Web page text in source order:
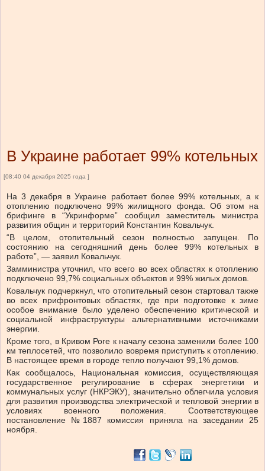
В Украине работает 99% котельных
[08:40 04 декабря 2025 года ]
На 3 декабря в Украине работает более 99% котельных, а к
отоплению подключено 99% жилищного фонда. Об этом на
брифинге в “Укринформе” сообщил заместитель министра
развития общин и территорий Константин Ковальчук.
“В целом, отопительный сезон полностью запущен. По
состоянию на сегодняшний день более 99% котельных в
работе”, — заявил Ковальчук.
Замминистра уточнил, что всего во всех областях к отоплению
подключено 99,7% социальных объектов и 99% жилых домов.
Ковальчук подчеркнул, что отопительный сезон стартовал также
во всех прифронтовых областях, где при подготовке к зиме
особое внимание было уделено обеспечению критической и
социальной инфраструктуры альтернативными источниками
энергии.
Кроме того, в Кривом Роге к началу сезона заменили более 100
км теплосетей, что позволило вовремя приступить к отоплению.
В настоящее время в городе тепло получают 99,1% домов.
Как сообщалось, Национальная комиссия, осуществляющая
государственное регулирование в сферах энергетики и
коммунальных услуг (НКРЭКУ), значительно облегчила условия
для развития производства электрической и тепловой энергии в
условиях военного положения. Соответствующее
постановление №1887 комиссия приняла на заседании 25
ноября.